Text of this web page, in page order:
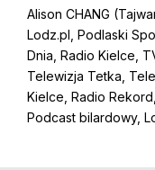
Alison CHANG
Lodz.pl, Podlaski
Dnia, Radio Kielce,
Telewizja Tetka,
Kielce, Radio
Podcast bilardowy,